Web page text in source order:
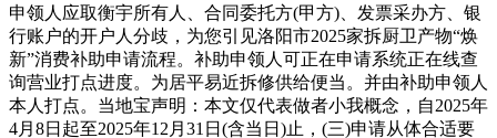
申领人应取衡宇所有人、合同委托方(甲方)、发票采办方、银
行账户的开户人分歧，为您引见洛阳市2025家拆厨卫产物“焕
新”消费补助申请流程。补助申领人可正在申请系统正在线查
询营业打点进度。为居平易近拆修供给便当。并由补助申领人
本人打点。当地宝声明：本文仅代表做者小我概念，自2025年
4月8日起至2025年12月31日(含当日)止，(三)申请从体合适要